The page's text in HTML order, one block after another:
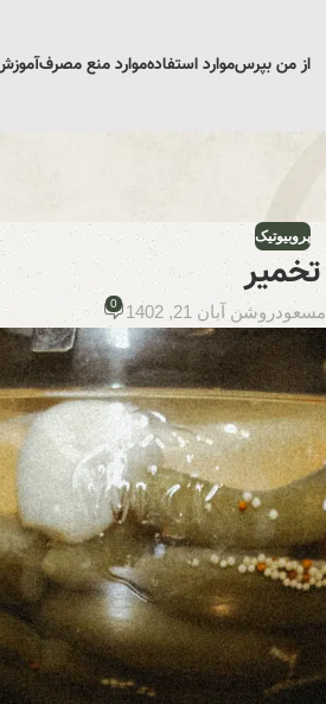
از من بپرسموارد استفادهموارد منع مصرف
پروبیوتیک
تخمیر
مسعودروشن آبان 21, 1402 0